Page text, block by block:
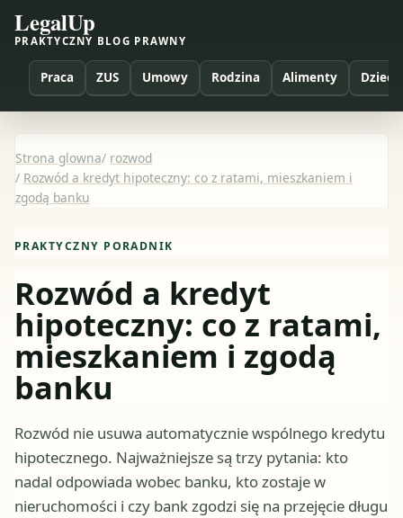
LegalUp
PRAKTYCZNY BLOG PRAWNY
Praca ZUS Umowy Rodzina Alimenty Dzieci
Strona glowna/ rozwod
/ Rozwód a kredyt hipoteczny: co z ratami, mieszkaniem i
zgodą banku
PRAKTYCZNY PORADNIK
Rozwód a kredyt
hipoteczny: co z ratami,
mieszkaniem i zgodą
banku
Rozwód nie usuwa automatycznie wspólnego kredytu
hipotecznego. Najważniejsze są trzy pytania: kto
nadal odpowiada wobec banku, kto zostaje w
nieruchomości i czy bank zgodzi się na przejęcie długu